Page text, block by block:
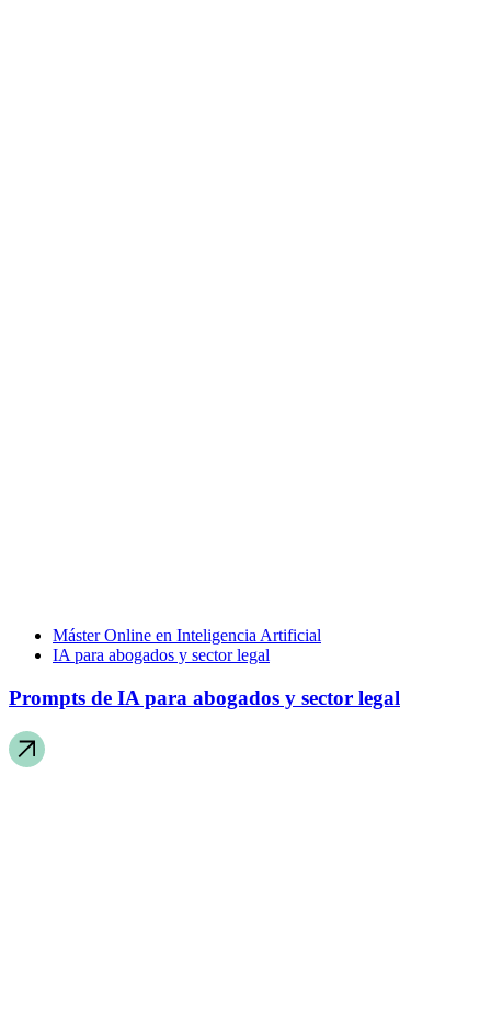
Máster Online en Inteligencia Artificial
IA para abogados y sector legal
Prompts de IA para abogados y sector legal